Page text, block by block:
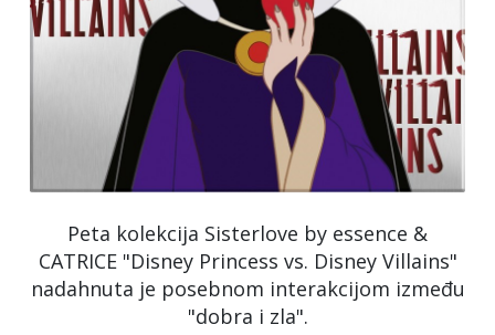
Peta kolekcija Sisterlove by essence &
CATRICE "Disney Princess vs. Disney Villains"
nadahnuta je posebnom interakcijom između
"dobra i zla".